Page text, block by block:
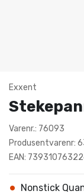
Exxent
Varenr.: 76093
Produsentvarenr:
EAN:
Nonstick